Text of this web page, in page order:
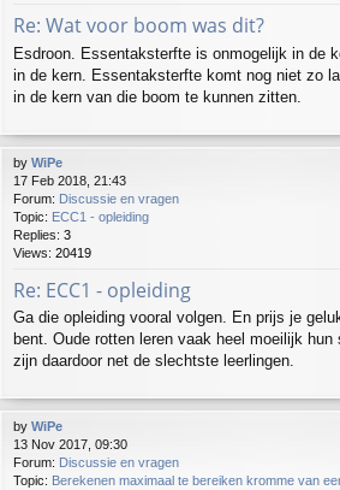
Re: Wat voor boom was dit?
Esdroon. Essentaksterfte is onmogelijk in de
in de kern. Essentaksterfte komt nog niet zo
in de kern van die boom te kunnen zitten.
by WiPe
17 Feb 2018, 21:43
Forum: Discussie en vragen
Topic: ECC1 - opleiding
Replies: 3
Views: 20419
Re: ECC1 - opleiding
Ga die opleiding vooral volgen. En prijs je
bent. Oude rotten leren vaak heel moeilijk
zijn daardoor net de slechtste leerlingen.
by WiPe
13 Nov 2017, 09:30
Forum: Discussie en vragen
Topic: Berekenen maximaal te bereiken kromme van